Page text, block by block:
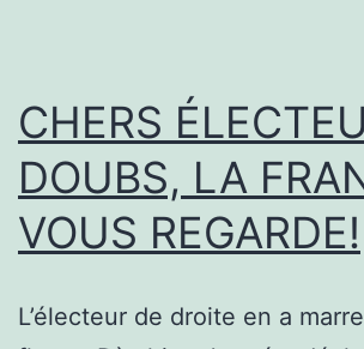
CHERS
DOUBS, LA
VOUS REGARDE!
L’électeur de droite en a